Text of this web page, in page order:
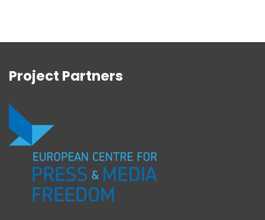
Project Partners